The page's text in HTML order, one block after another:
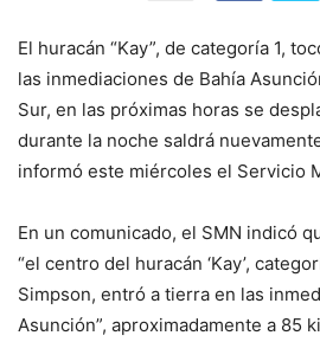
El huracán “Kay”, de categoría 1,
las inmediaciones de Bahía
Sur, en las próximas horas se
durante la noche saldrá
informó este miércoles el Servicio
En un comunicado, el SMN indicó
“el centro del huracán ‘Kay’,
Simpson, entró a tierra en las
Asunción”, aproximadamente a 85